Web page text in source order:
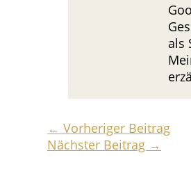
als
← Vorheriger Beitrag
Nächster Beitrag →